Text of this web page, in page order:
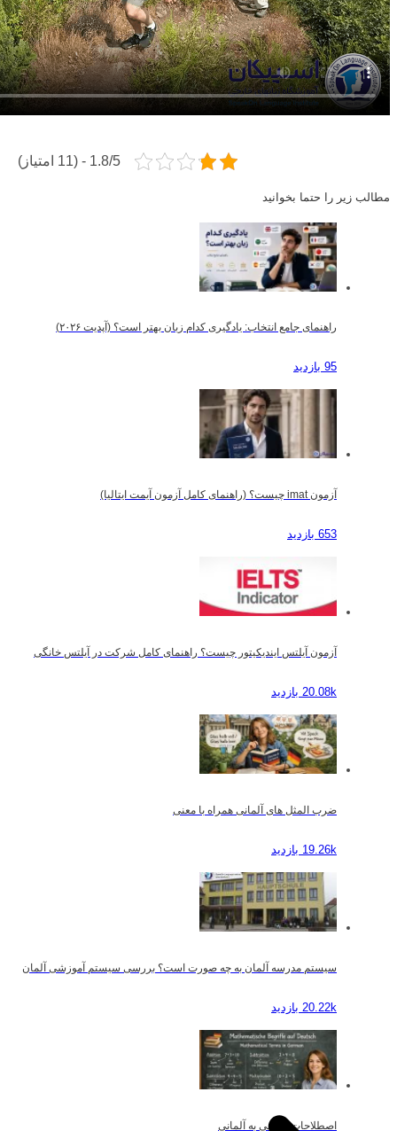
1.8/5 - (11 امتیاز)
مطالب زیر را حتما بخوانید
راهنمای جامع انتخاب: یادگیری کدام زبان بهتر است؟ (آپدیت ۲۰۲۶)
95 بازدید
آزمون imat چیست؟ (راهنمای کامل آزمون آیمت ایتالیا)
653 بازدید
آزمون آیلتس ایندیکیتور چیست؟ راهنمای کامل شرکت در آیلتس خانگی
20.08k بازدید
ضرب المثل های آلمانی همراه با معنی
19.26k بازدید
سیستم مدرسه آلمان به چه صورت است؟ بررسی سیستم آموزشی آلمان
20.22k بازدید
اصطلاحات ریاضی به آلمانی